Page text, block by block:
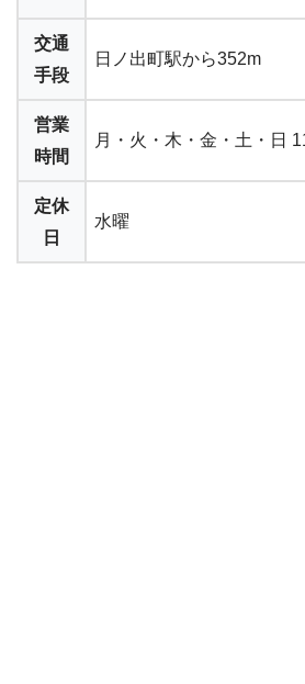
交通
手段
日ノ出町駅から352m
営業
時間
月・火・木・金・土・日
定休
日
水曜